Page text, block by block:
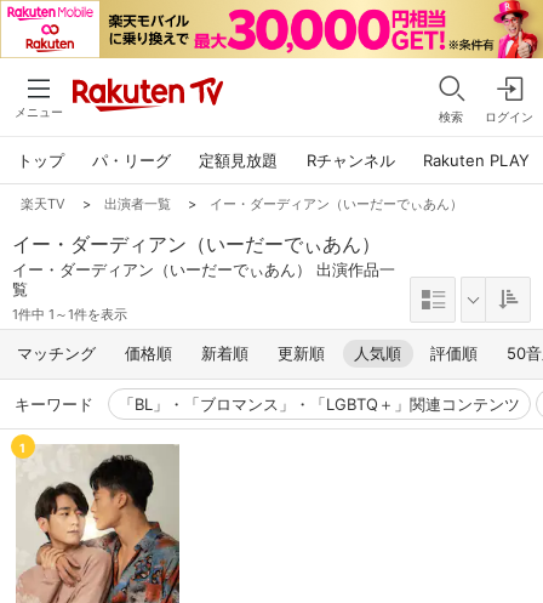
メニュー 検索 ログイン
トップ パ・リーグ 定額見放題 Rチャンネル Rakuten PLAY
楽天TV > 出演者一覧 > イー・ダーディアン（いーだーでぃあん）
イー・ダーディアン（いーだーでぃあん）
イー・ダーディアン（いーだーでぃあん） 出演作品一
覧
1件中 1～1件を表示
マッチング 価格順 新着順 更新順 人気順 評価順 50
キーワード 「BL」・「ブロマンス」・「LGBTQ＋」関連コンテンツ
1